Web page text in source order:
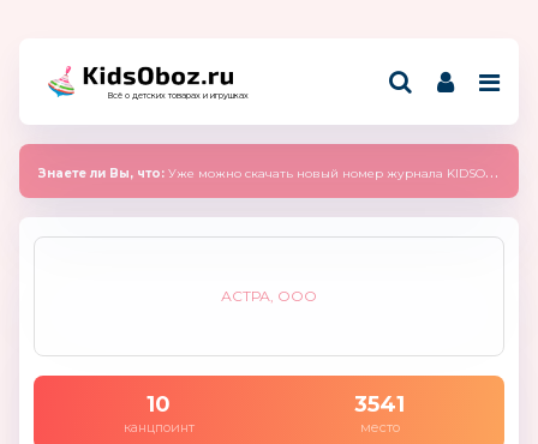
Всё о детских товарах и игрушках
Знаете ли Вы, что: Уже можно скачать новый номер журнала KIDSOBOZ 2025 (сентябрь)
АСТРА, ООО
10
канцпоинт
3541
место